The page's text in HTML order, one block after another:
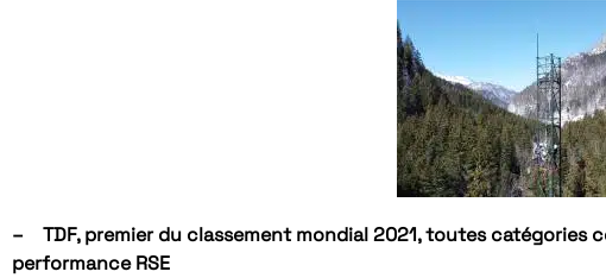
– TDF, premier du classement mondial 2021, toutes catégories
performance RSE